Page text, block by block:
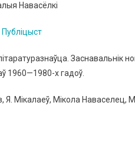
Навасёлкі
Публіцыст
Заснавальнік
1960—1980-х гадоў.
Мікалаеў, Мікола Наваселец,